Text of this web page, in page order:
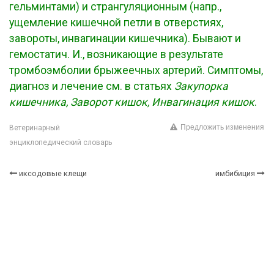
гельминтами) и странгуляционным (напр.,
ущемление кишечной петли в отверстиях,
завороты, инвагинации кишечника). Бывают и
гемостатич. И., возникающие в результате
тромбоэмболии брыжеечных артерий. Симптомы,
диагноз и лечение см. в статьях Закупорка
кишечника, Заворот кишок, Инвагинация кишок.
Ветеринарный
энциклопедический словарь
Предложить изменения
иксодовые клещи имбибиция